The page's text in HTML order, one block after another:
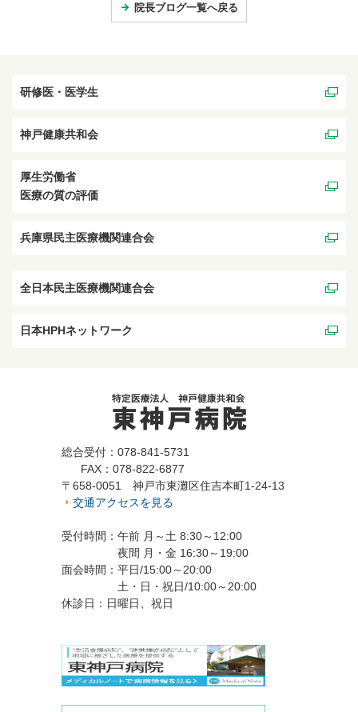
院長ブログ一覧へ戻る
研修医・医学生
神戸健康共和会
厚生労働省
医療の質の評価
兵庫県民主医療機関連合会
全日本民主医療機関連合会
日本HPHネットワーク
総合受付：078-841-5731
FAX：078-822-6877
〒658-0051 神戸市東灘区住吉本町1-24-13
交通アクセスを見る
受付時間：午前 月～土 8:30～12:00
夜間 月・金 16:30～19:00
面会時間：平日/15:00～20:00
土・日・祝日/10:00～20:00
休診日：日曜日、祝日